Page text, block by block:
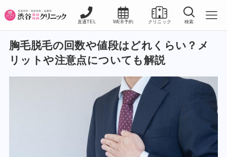
直通TEL WEB予約 クリニック 検索
胸毛脱毛の回数や値段はどれくらい？メ
リットや注意点についても解説